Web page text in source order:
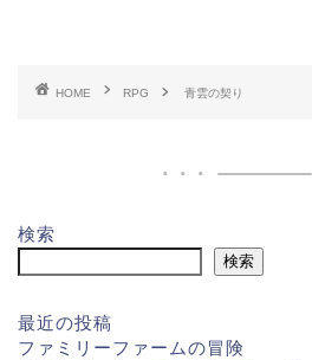
HOME RPG 青雲の契り
検索
検索
最近の投稿
ファミリーファームの冒険